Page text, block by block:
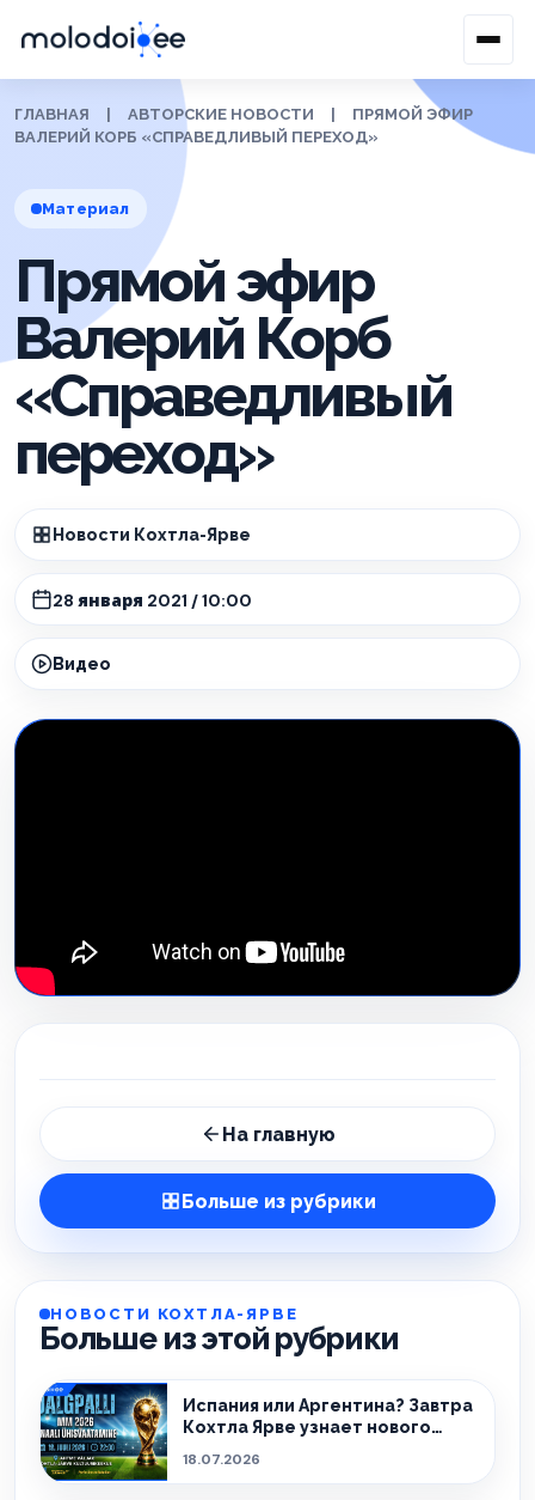
ГЛАВНАЯ АВТОРСКИЕ НОВОСТИ
ПРЯМОЙ ЭФИР
ВАЛЕРИЙ КОРБ «СПРАВЕДЛИВЫЙ ПЕРЕХОД»
Материал
Прямой эфир
Валерий Корб
«Справедливый
переход»
Новости Кохтла-Ярве
28 января 2021 / 10:00
Видео
На главную
Больше из рубрики
НОВОСТИ КОХТЛА-ЯРВЕ
Больше из этой рубрики
Испания или Аргентина? Завтра
Кохтла Ярве узнает нового
18.07.2026